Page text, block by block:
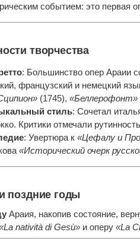
событием: это первая
творчества
: Большинство опер Араии
французский и немецкий
(1745), «Беллерофонт»
стиль: Сочетал
Критики отмечали
: Увертюра к «Цефалу и
«Исторический очерк
поздние годы
Араия, накопив состояние,
natività di Gesù» и оперу «La